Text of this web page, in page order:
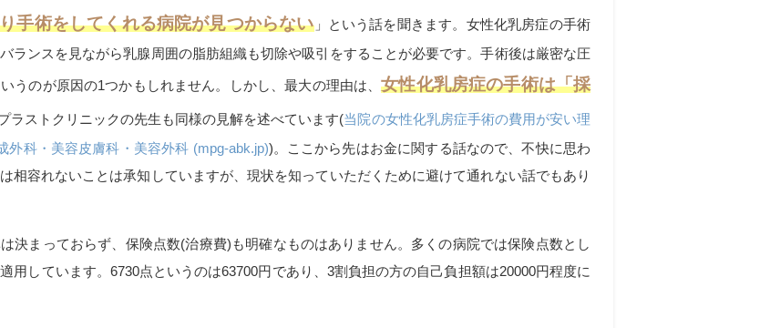
手術をしてくれる病院が見つからない」という話を聞きます。女性化乳房症の手術
ランスを見ながら乳腺周囲の脂肪組織も切除や吸引をすることが必要です。手術後は厳密な圧
うのが原因の1つかもしれません。しかし、最大の理由は、女性化乳房症の手術は「採
ラストクリニックの先生も同様の見解を述べています(当院の女性化乳房症手術の費用が安い理
外科・美容皮膚科・美容外科 (mpg-abk.jp))。ここから先はお金に関する話なので、不快に思わ
相容れないことは承知していますが、現状を知っていただくために避けて通れない話でもあり
決まっておらず、保険点数(治療費) も明確なものはありません。多くの病院では保険点数とし
用しています。6730点というのは63700円であり、 3割負担の方の自己負担額は20000円程度に